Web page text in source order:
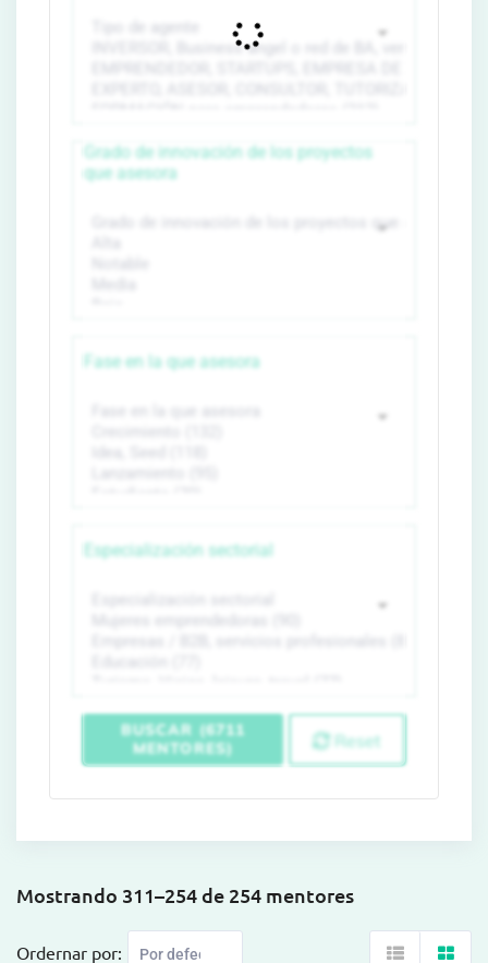
Grado de innovación de los proyectos
que asesora
Fase en la que asesora
Especialización sectorial
BUSCAR (6711
MENTORES)
Reset
Mostrando 311–254 de 254 mentores
Ordernar por: